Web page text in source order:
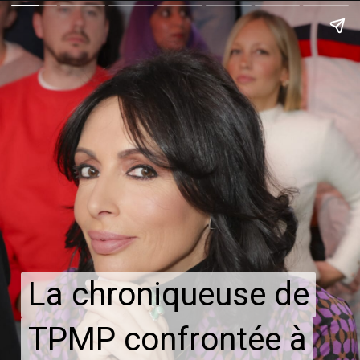
La chroniqueuse de
TPMP confrontée à
La chroniqueuse de
TPMP confrontée à